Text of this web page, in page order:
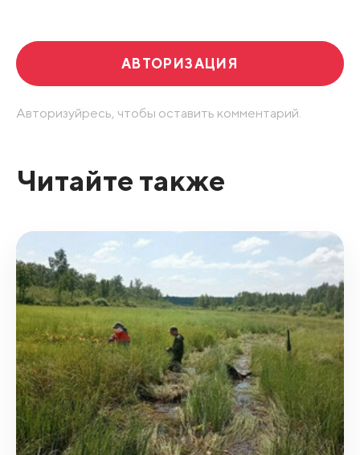
АВТОРИЗАЦИЯ
Авторизуйресь, чтобы оставить комментарий.
Читайте также